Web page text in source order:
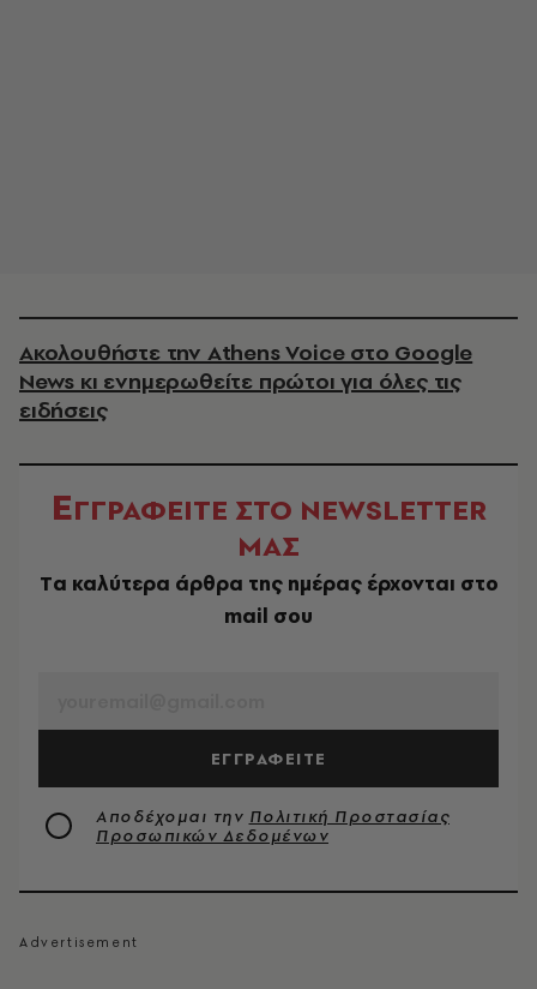
Ακολουθήστε την Athens Voice στο Google
News κι ενημερωθείτε πρώτοι για όλες τις
ειδήσεις
ΕΓΓΡΑΦΕΙΤΕ ΣΤΟ NEWSLETTER
ΜΑΣ
Tα καλύτερα άρθρα της ημέρας έρχονται στο
mail σου
ΕΓΓΡΑΦΕΙΤΕ
Αποδέχομαι την Πολιτική Προστασίας
Προσωπικών Δεδομένων